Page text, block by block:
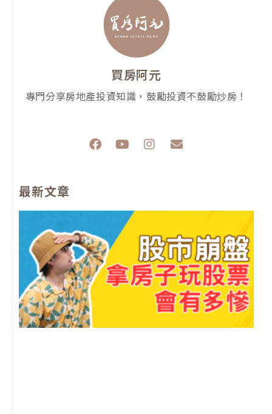
買房阿元
專門分享房地產投資知識，鼓勵投資不鼓勵炒房！
F
a
o
Y
e
I
r
m
E
p
最新文章